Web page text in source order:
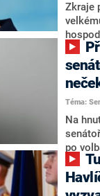
Zkraje
nový
námi
svoje
NEWS.
Téma:
Na
po
Martin